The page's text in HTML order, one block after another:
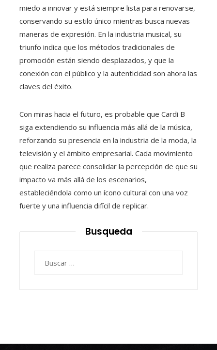
miedo a innovar y está siempre lista para renovarse,
conservando su estilo único mientras busca nuevas
maneras de expresión. En la industria musical, su
triunfo indica que los métodos tradicionales de
promoción están siendo desplazados, y que la
conexión con el público y la autenticidad son ahora las
claves del éxito.
Con miras hacia el futuro, es probable que Cardi B
siga extendiendo su influencia más allá de la música,
reforzando su presencia en la industria de la moda, la
televisión y el ámbito empresarial. Cada movimiento
que realiza parece consolidar la percepción de que su
impacto va más allá de los escenarios,
estableciéndola como un ícono cultural con una voz
fuerte y una influencia difícil de replicar.
Busqueda